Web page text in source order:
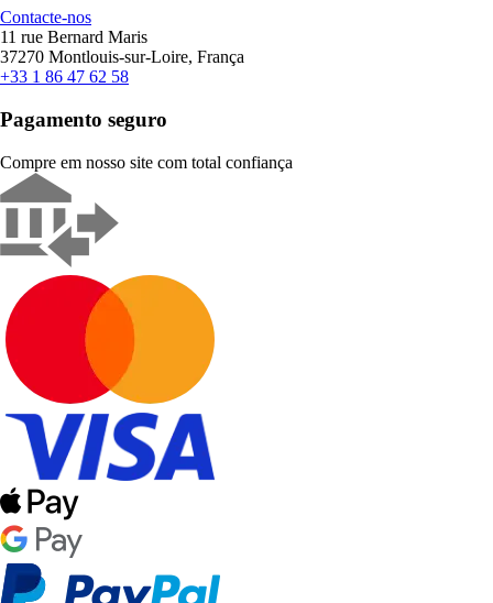
Contacte-nos
11 rue Bernard Maris
37270 Montlouis-sur-Loire, França
+33 1 86 47 62 58
Pagamento seguro
Compre em nosso site com total confiança